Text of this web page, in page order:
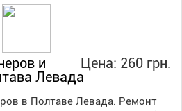
Цена: 260 грн.
и
Левада
в Полтаве Левада. Ремонт